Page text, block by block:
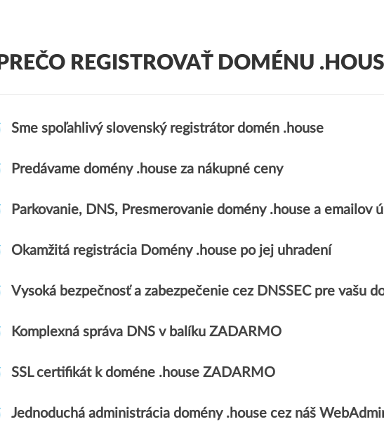
PREČO REGISTROVAŤ DOMÉNU
Sme spoľahlivý slovenský registrátor domén .house
Predávame domény .house za nákupné ceny
Parkovanie, DNS, Presmerovanie domény .house a emailov
Okamžitá registrácia Domény .house po jej uhradení
Vysoká bezpečnosť a zabezpečenie cez DNSSEC pre vašu
Komplexná správa DNS v balíku ZADARMO
SSL certifikát k doméne .house ZADARMO
Jednoduchá administrácia domény .house cez náš